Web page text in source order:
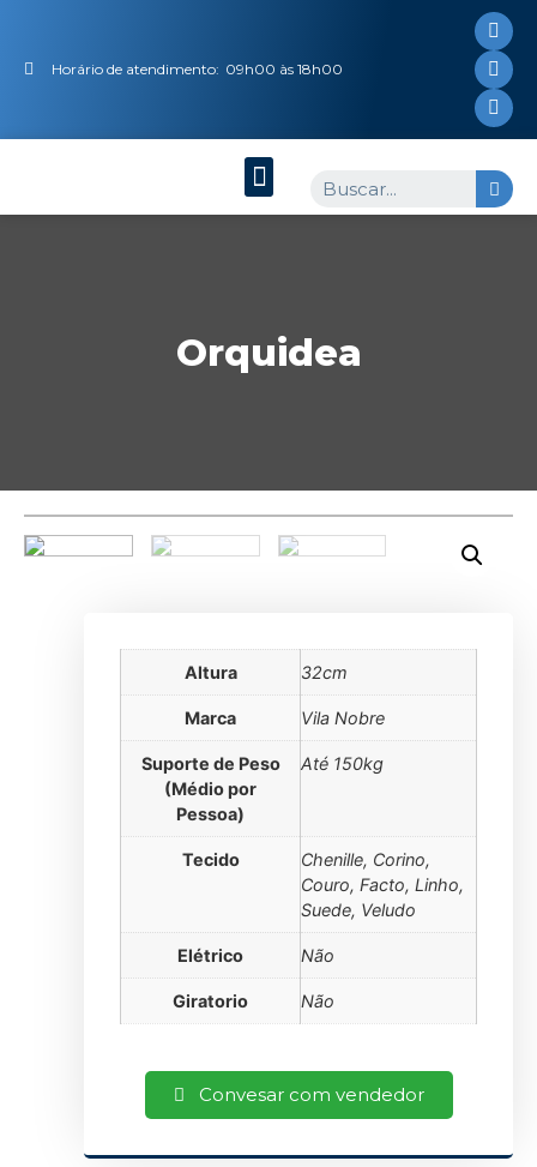
Horário de atendimento: 09h00 às 18h00
Orquidea
Altura 32cm
Marca Vila Nobre
Suporte de Peso
(Médio por
Pessoa)
Até 150kg
Tecido
Chenille, Corino,
Couro, Facto, Linho,
Suede, Veludo
Elétrico Não
Giratorio Não
Convesar com vendedor